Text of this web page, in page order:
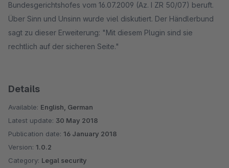
Bundesgerichtshofes vom 16.07.2009 (Az. I ZR 50/07) beruft.
Über Sinn und Unsinn wurde viel diskutiert. Der Händlerbund
sagt zu dieser Erweiterung: "Mit diesem Plugin sind sie
rechtlich auf der sicheren Seite."
Details
Available: English, German
Latest update: 30 May 2018
Publication date: 16 January 2018
Version: 1.0.2
Category: Legal security